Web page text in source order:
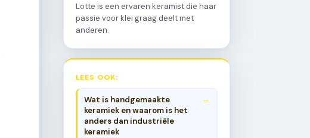
Lotte is een ervaren keramist die haar
passie voor klei graag deelt met
anderen.
LEES OOK:
Wat is handgemaakte
keramiek en waarom is het
anders dan industriële
keramiek